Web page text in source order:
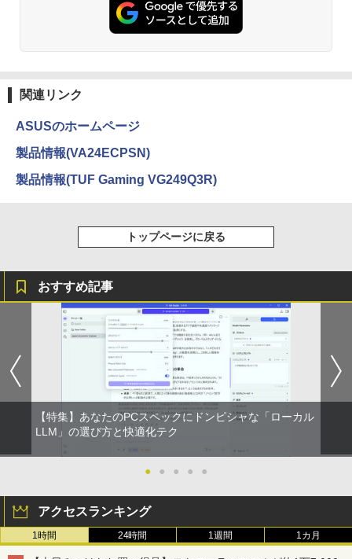
関連リンク
ASUSのホームページ
製品情報(VA24ECPSN)
製品情報(TUF Gaming VG249Q3R)
トップページに戻る
おすすめ記事
【特集】あなたのPCスペックにドンピシャな「ローカル
LLM」の選び方と快適化テク
● ● ● ● ●
アクセスランキング
1時間 24時間 1週間 1カ月